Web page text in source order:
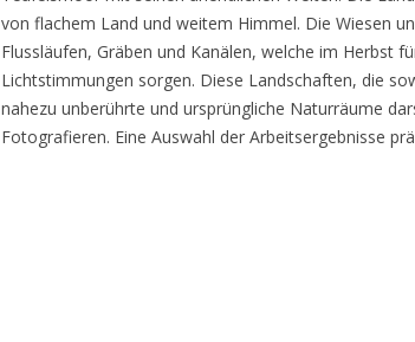
von flachem Land und weitem Himmel. Die Wiesen
Flussläufen, Gräben und Kanälen, welche im Herbst
Lichtstimmungen sorgen. Diese Landschaften, die
nahezu unberührte und ursprüngliche Naturräume
Fotografieren. Eine Auswahl der Arbeitsergebnisse